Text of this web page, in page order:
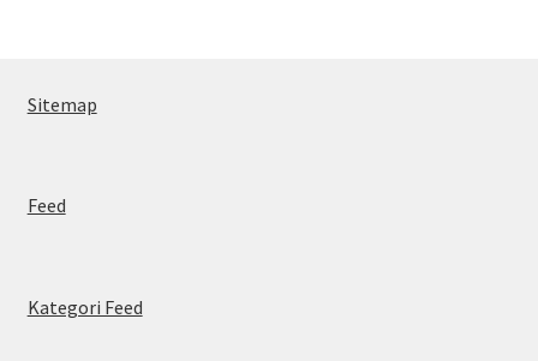
Sitemap
Feed
Kategori Feed